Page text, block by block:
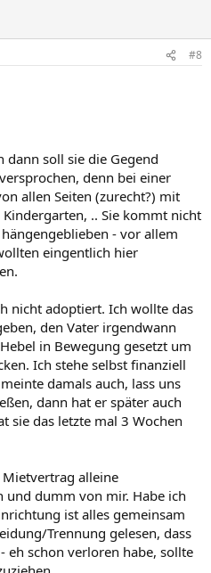
#8
soll sie die Gegend
denn bei einer
allen Seiten (zurecht?) mit
.. Sie kommt nicht
- vor allem
eingentlich hier
nicht adoptiert. Ich wollte das
den Vater irgendwann
in Bewegung gesetzt um
Ich stehe selbst finanziell
damals auch, lass uns
dann hat er später auch
sie das letzte mal 3 Wochen
alleine
und dumm von mir. Habe ich
ist alles gemeinsam
Trennung gelesen, dass
eh schon verloren habe, sollte